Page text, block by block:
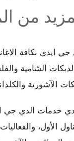
من
جي ايدي بكافة
الدبكات الشامية
الآشورية
خدمات الدي جي
التناول الأول،